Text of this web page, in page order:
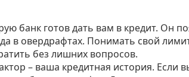
банк готов дать вам в кредит. Он
в овердрафтах. Понимать свой
без лишних вопросов.
– ваша кредитная история. Если